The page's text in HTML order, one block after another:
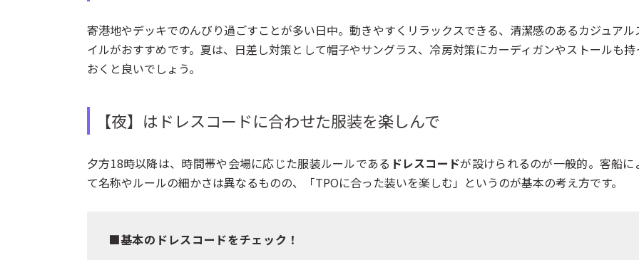
寄港地やデッキでのんびり過ごすことが多い日中。動きやすくリラックスできる、清潔感のあるカジュアル
イルがおすすめです。夏は、日差し対策として帽子やサングラス、冷房対策にカーディガンやストールも持
おくと良いでしょう。
【夜】はドレスコードに合わせた服装を楽しんで
夕方18時以降は、時間帯や会場に応じた服装ルールである ドレスコードが設けられるのが一般的。客船に
て名称やルールの細かさは異なるものの、「TPOに合った装いを楽しむ」というのが基本の考え方です。
■基本のドレスコードをチェック！